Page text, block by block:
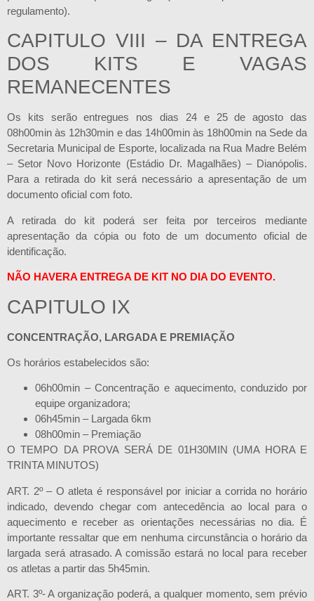
regulamento).
CAPITULO VIII – DA ENTREGA
DOS KITS E VAGAS
REMANECENTES
Os kits serão entregues nos dias 24 e 25 de agosto das
08h00min às 12h30min e das 14h00min às 18h00min na Sede da
Secretaria Municipal de Esporte, localizada na Rua Madre Belém
– Setor Novo Horizonte (Estádio Dr. Magalhães) – Dianópolis.
Para a retirada do kit será necessário a apresentação de um
documento oficial com foto.
A retirada do kit poderá ser feita por terceiros mediante
apresentação da cópia ou foto de um documento oficial de
identificação.
NÃO HAVERA ENTREGA DE KIT NO DIA DO EVENTO.
CAPITULO IX
CONCENTRAÇÃO, LARGADA E PREMIAÇÃO
Os horários estabelecidos são:
06h00min – Concentração e aquecimento, conduzido por
equipe organizadora;
06h45min – Largada 6km
08h00min – Premiação
O TEMPO DA PROVA SERÁ DE 01H30MIN (UMA HORA E
TRINTA MINUTOS)
ART. 2º – O atleta é responsável por iniciar a corrida no horário
indicado, devendo chegar com antecedência ao local para o
aquecimento e receber as orientações necessárias no dia. É
importante ressaltar que em nenhuma circunstância o horário da
largada será atrasado. A comissão estará no local para receber
os atletas a partir das 5h45min.
ART. 3º- A organização poderá, a qualquer momento, sem prévio